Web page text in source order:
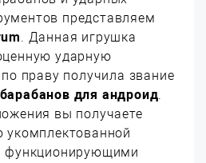
представляем
. Данная игрушка
ударную
праву получила звание
для андроид.
вы получаете
укомплектованной
функционирующими